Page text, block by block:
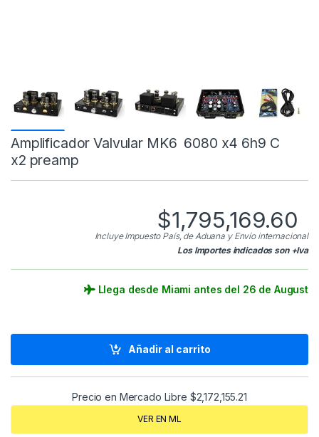
Amplificador Valvular MK6 6080 x4 6h9 C
x2 preamp
$1,795,169.60
Incluye Impuesto País, de Aduana y Envío internacional
Los Importes indicados son +Iva
Llega desde Miami antes del 26 de August
Añadir al carrito
Precio en Mercado Libre $2,172,155.21
VER EN ML